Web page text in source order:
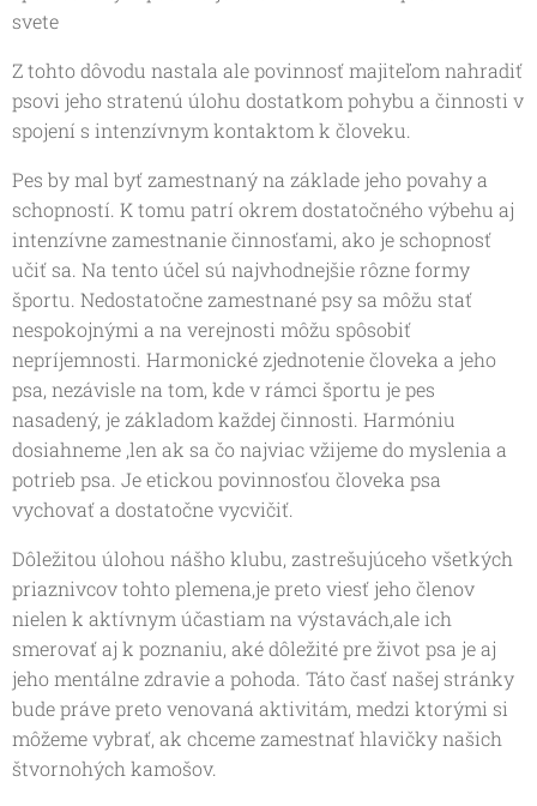
svete
Z tohto dôvodu nastala ale povinnosť majiteľom nahradiť
psovi jeho stratenú úlohu dostatkom pohybu a činnosti v
spojení s intenzívnym kontaktom k človeku.
Pes by mal byť zamestnaný na základe jeho povahy a
schopností. K tomu patrí okrem dostatočného výbehu aj
intenzívne zamestnanie činnosťami, ako je schopnosť
učiť sa. Na tento účel sú najvhodnejšie rôzne formy
športu. Nedostatočne zamestnané psy sa môžu stať
nespokojnými a na verejnosti môžu spôsobiť
nepríjemnosti. Harmonické zjednotenie človeka a jeho
psa, nezávisle na tom, kde v rámci športu je pes
nasadený, je základom každej činnosti. Harmóniu
dosiahneme ,len ak sa čo najviac vžijeme do myslenia a
potrieb psa. Je etickou povinnosťou človeka psa
vychovať a dostatočne vycvičiť.
Dôležitou úlohou nášho klubu, zastrešujúceho všetkých
priaznivcov tohto plemena,je preto viesť jeho členov
nielen k aktívnym účastiam na výstavách,ale ich
smerovať aj k poznaniu, aké dôležité pre život psa je aj
jeho mentálne zdravie a pohoda. Táto časť našej stránky
bude práve preto venovaná aktivitám, medzi ktorými si
môžeme vybrať, ak chceme zamestnať hlavičky našich
štvornohých kamošov.